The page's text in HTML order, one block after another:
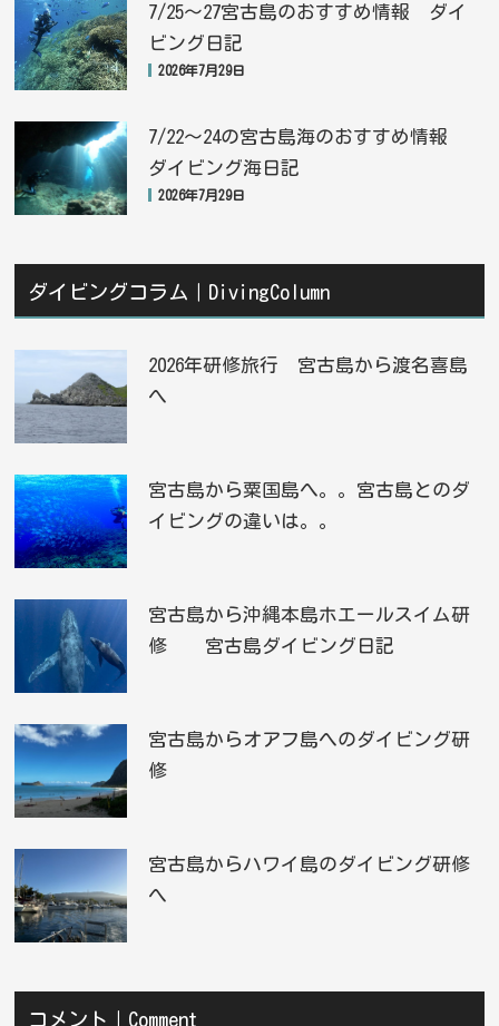
7/25〜27宮古島のおすすめ情報 ダイ
ビング日記
2026年7月29日
7/22〜24の宮古島海のおすすめ情報
ダイビング海日記
2026年7月29日
ダイビングコラム｜DivingColumn
2026年研修旅行 宮古島から渡名喜島
へ
宮古島から粟国島へ。。宮古島とのダ
イビングの違いは。。
宮古島から沖縄本島ホエールスイム研
修 宮古島ダイビング日記
宮古島からオアフ島へのダイビング研
修
宮古島からハワイ島のダイビング研修
へ
コメント｜Comment